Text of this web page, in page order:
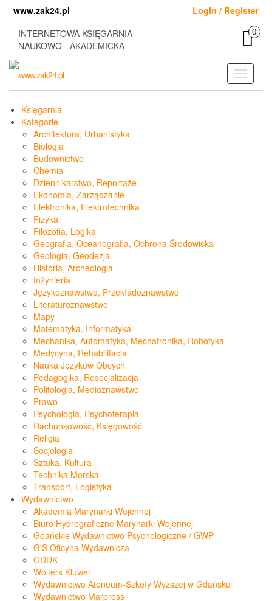
content
www.zak24.pl
Login / Register
INTERNETOWA KSIĘGARNIA
NAUKOWO - AKADEMICKA
0
Toggle
Księgarnia
Kategorie
Architektura, Urbanistyka
Biologia
Budownictwo
Chemia
Dziennikarstwo, Reportaże
Ekonomia, Zarządzanie
Elektronika, Elektrotechnika
Fizyka
Filozofia, Logika
Geografia, Oceanografia, Ochrona Środowiska
Geologia, Geodezja
Historia, Archeologia
Inżynieria
Językoznawstwo, Przekładoznawstwo
Literaturoznawstwo
Mapy
Matematyka, Informatyka
Mechanika, Automatyka, Mechatronika, Robotyka
Medycyna, Rehabilitacja
Nauka Języków Obcych
Pedagogika, Resocjalizacja
Politologia, Medioznawstwo
Prawo
Psychologia, Psychoterapia
Rachunkowość, Księgowość
Religia
Socjologia
Sztuka, Kultura
Technika Morska
Transport, Logistyka
Wydawnictwo
Akademia Marynarki Wojennej
Biuro Hydrograficzne Marynarki Wojennej
Gdańskie Wydawnictwo Psychologiczne / GWP
GiS Oficyna Wydawnicza
ODDK
Wolters Kluwer
Wydawnictwo Ateneum-Szkoły Wyższej w Gdańsku
Wydawnictwo Marpress